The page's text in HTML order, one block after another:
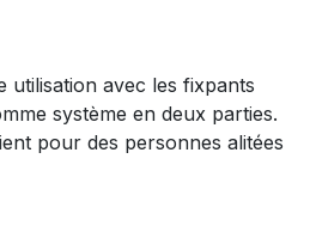
utilisation avec les fixpants
système en deux parties.
pour des personnes alitées